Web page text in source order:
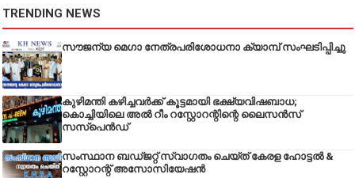
TRENDING NEWS
സൗജന്യ മെഗാ നേത്രപരിശോധനാ ക്യാമ്പ് സംഘടിപ്പിച്ചു
കുഴിമന്തി കഴിച്ചവർക്ക് കൂട്ടമായി ഭക്ഷ്യവിഷബാധ;
കൊച്ചിയിലെ അൽ റീം റസ്റ്റോറന്റിന്റെ ലൈസൻസ്
സസ്പെൻഡ്
സംസ്ഥാന ബഡ്‌ജറ്റ് സ്വാഗതം ചെയ്ത് കേരള ഹോട്ടൽ &
റസ്റ്റോറന്റ് അസോസിയേഷൻ